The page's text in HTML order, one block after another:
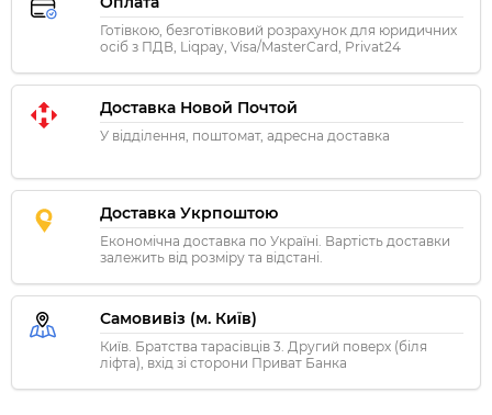
Готівкою, безготівковий розрахунок для юридичних
осіб з ПДВ, Liqpay, Visa/MasterCard, Privat24
Доставка Новой Почтой
У відділення, поштомат, адресна доставка
Доставка Укрпоштою
Економічна доставка по Україні. Вартість доставки
залежить від розміру та відстані.
Самовивіз (м. Київ)
Київ. Братства тарасівців 3. Другий поверх (біля
ліфта), вхід зі сторони Приват Банка